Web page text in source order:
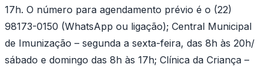
17h. O número para agendamento prévio é o (22)
98173-0150 (WhatsApp ou ligação); Central Municipal
de Imunização – segunda a sexta-feira, das 8h às 20h/
sábado e domingo das 8h às 17h; Clínica da Criança –